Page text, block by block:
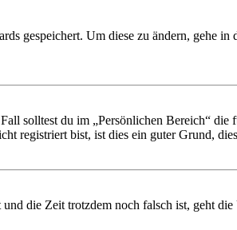
gespeichert. Um diese zu ändern, gehe
solltest du im „Persönlichen Bereich“
registriert bist, ist dies ein guter Grund,
die Zeit trotzdem noch falsch ist, geht